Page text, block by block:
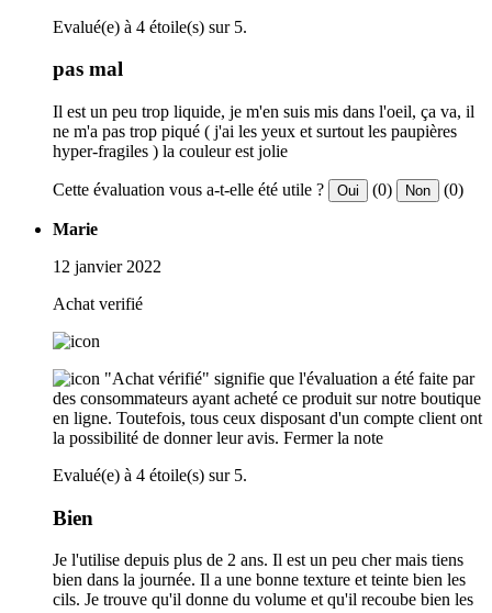
Evalué(e) à 4 étoile(s) sur 5.
pas mal
Il est un peu trop liquide, je m'en suis mis dans l'oeil, ça va, il
ne m'a pas trop piqué ( j'ai les yeux et surtout les paupières
hyper-fragiles ) la couleur est jolie
Cette évaluation vous a-t-elle été utile ? Oui (0) Non (0)
Marie
12 janvier 2022
Achat verifié
"Achat vérifié" signifie que l'évaluation a été faite par
des consommateurs ayant acheté ce produit sur notre boutique
en ligne. Toutefois, tous ceux disposant d'un compte client ont
la possibilité de donner leur avis. Fermer la note
Evalué(e) à 4 étoile(s) sur 5.
Bien
Je l'utilise depuis plus de 2 ans. Il est un peu cher mais tiens
bien dans la journée. Il a une bonne texture et teinte bien les
cils. Je trouve qu'il donne du volume et qu'il recoube bien les